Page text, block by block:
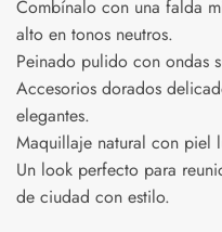
Combínalo con una falda
alto en tonos neutros.
Peinado pulido con ondas
Accesorios dorados
elegantes.
Maquillaje natural con piel
Un look perfecto para
de ciudad con estilo.